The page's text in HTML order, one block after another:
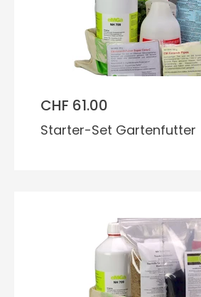
CHF 61.00
Starter-Set Gartenfutter